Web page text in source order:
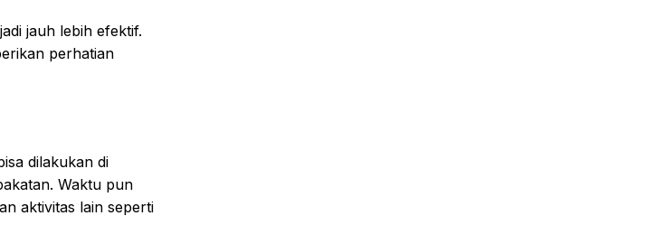
jauh lebih efektif.
perhatian
dilakukan di
Waktu pun
aktivitas lain seperti